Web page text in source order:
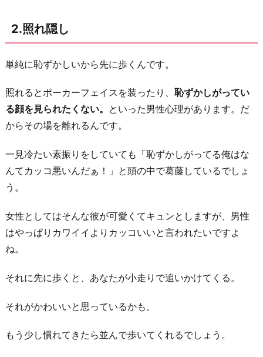
な
い
4.
時
間
の
ィ
ン
シ
ョ
ピ
グ
つ
2.照れ隠し
単純に恥ずかしいから先に歩くんです。
照れるとポーカーフェイスを装ったり、 恥ずかしがってい
る顔を見られたくない。 といった男性心理があります。だ
からその場を離れるんです。
一見冷たい素振りをしていても「恥ずかしがってる俺はな
んてカッコ悪いんだぁ！」と頭の中で葛藤しているでしょ
う。
女性としてはそんな彼が可愛くてキュンとしますが、男性
はやっぱりカワイイよりカッコいいと言われたいですよ
ね。
それに先に歩くと、あなたが小走りで追いかけてくる。
それがかわいいと思っているかも。
もう少し慣れてきたら並んで歩いてくれるでしょう。